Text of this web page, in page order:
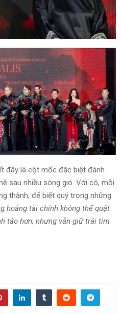
đây là cột mốc đặc biệt đánh
sau nhiều sóng gió. Với cô, mỗi
thành, để biết quý trọng những
hoảng tài chính không thể quật
táo hơn, nhưng vẫn giữ trái tim